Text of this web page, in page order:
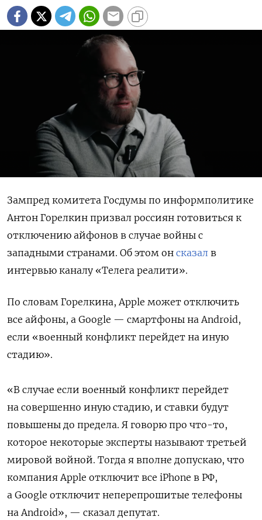
Зампред комитета Госдумы по информполитике
Антон Горелкин призвал россиян готовиться к
отключению айфонов в случае войны с
западными странами. Об этом он сказал в
интервью каналу «Телега реалити».
По словам Горелкина, Apple может отключить
все айфоны, а Google — смартфоны на Android,
если «военный конфликт перейдет на иную
стадию».
«В случае если военный конфликт перейдет
на совершенно иную стадию, и ставки будут
повышены до предела. Я говорю про что-то,
которое некоторые эксперты называют третьей
мировой войной. Тогда я вполне допускаю, что
компания Apple отключит все iPhone в РФ,
а Google отключит неперепрошитые телефоны
на Android», — сказал депутат.